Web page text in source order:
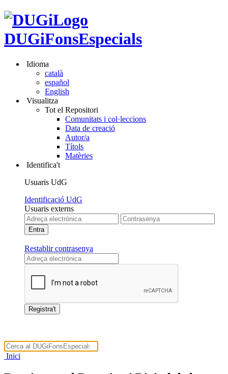
DUGiFonsEspecials
Idioma
català
español
English
Visualitza
Tot el Repositori
Comunitats i col·leccions
Data de creació
Autor/a
Títols
Matèries
Identifica't
Usuaris UdG
Identificació UdG
Usuaris externs
Restablir contrasenya
Inici